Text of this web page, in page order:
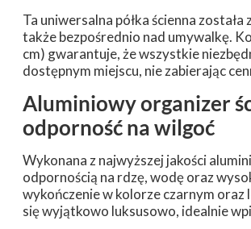
Ta uniwersalna półka ścienna
także bezpośrednio nad umywalkę.
cm) gwarantuje, że wszystkie
dostępnym miejscu, nie zabierając
Aluminiowy organizer
odporność na wilgoć
Wykonana z najwyższej jakości
odpornością na rdzę, wodę oraz
wykończenie w kolorze czarnym
się wyjątkowo luksusowo, idealnie